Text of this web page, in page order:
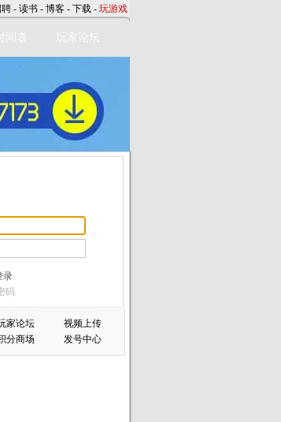
- 读书 - 博客 - 下载 - 玩游戏
间表 玩家论坛
录
码
家论坛
视频上传
分商场 发号中心